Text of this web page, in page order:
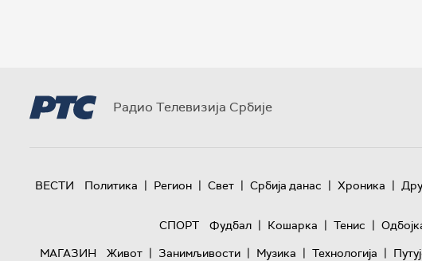
Радио Телевизија Србије
ВЕСТИ Политика | Регион | Свет | Србија данас | Хроника |
СПОРТ
Фудбал | Кошарка | Тенис |
МАГАЗИН
Живот | Занимљивости | Музика | Технологијa |